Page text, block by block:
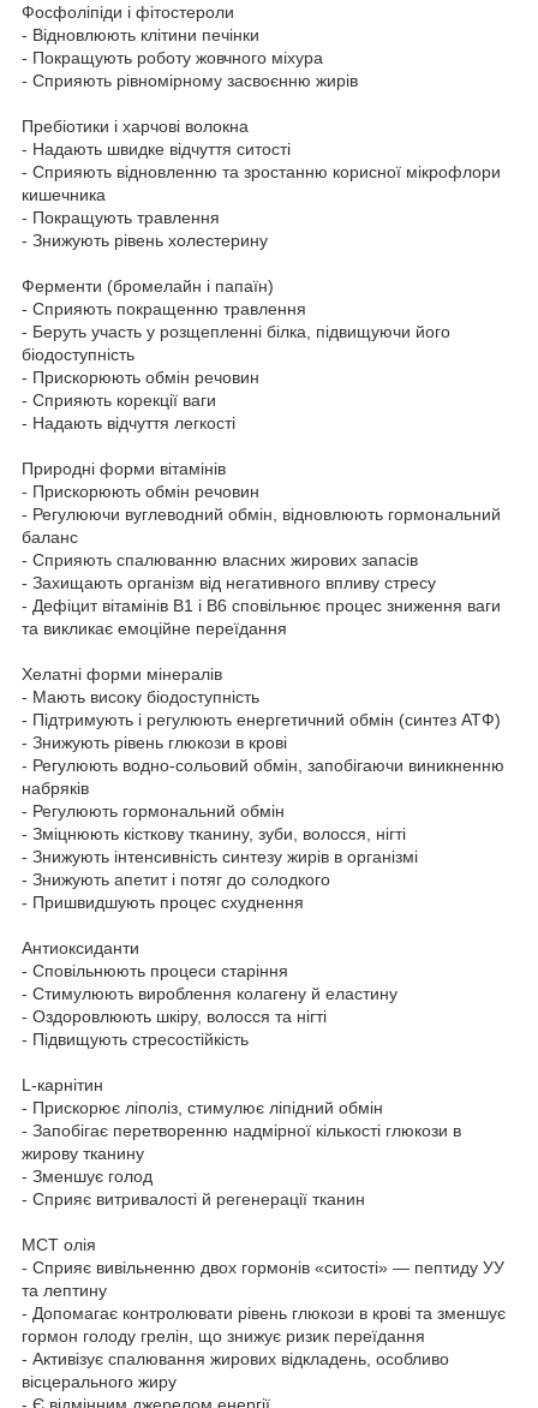
Фосфоліпіди і фітостероли
- Відновлюють клітини печінки
- Покращують роботу жовчного міхура
- Сприяють рівномірному засвоєнню жирів
Пребіотики і харчові волокна
- Надають швидке відчуття ситості
- Сприяють відновленню та зростанню корисної мікрофлори
кишечника
- Покращують травлення
- Знижують рівень холестерину
Ферменти (бромелайн і папаїн)
- Сприяють покращенню травлення
- Беруть участь у розщепленні білка, підвищуючи його
біодоступність
- Прискорюють обмін речовин
- Сприяють корекції ваги
- Надають відчуття легкості
Природні форми вітамінів
- Прискорюють обмін речовин
- Регулюючи вуглеводний обмін, відновлюють гормональний
баланс
- Сприяють спалюванню власних жирових запасів
- Захищають організм від негативного впливу стресу
- Дефіцит вітамінів В1 і В6 сповільнює процес зниження ваги
та викликає емоційне переїдання
Хелатні форми мінералів
- Мають високу біодоступність
- Підтримують і регулюють енергетичний обмін (синтез АТФ)
- Знижують рівень глюкози в крові
- Регулюють водно-сольовий обмін, запобігаючи виникненню
набряків
- Регулюють гормональний обмін
- Зміцнюють кісткову тканину, зуби, волосся, нігті
- Знижують інтенсивність синтезу жирів в організмі
- Знижують апетит і потяг до солодкого
- Пришвидшують процес схуднення
Антиоксиданти
- Сповільнюють процеси старіння
- Стимулюють вироблення колагену й еластину
- Оздоровлюють шкіру, волосся та нігті
- Підвищують стресостійкість
L-карнітин
- Прискорює ліполіз, стимулює ліпідний обмін
- Запобігає перетворенню надмірної кількості глюкози в
жирову тканину
- Зменшує голод
- Сприяє витривалості й регенерації тканин
МСТ олія
- Сприяє вивільненню двох гормонів «ситості» — пептиду УУ
та лептину
- Допомагає контролювати рівень глюкози в крові та зменшує
гормон голоду грелін, що знижує ризик переїдання
- Активізує спалювання жирових відкладень, особливо
вісцерального жиру
- Є відмінним джерелом енергії